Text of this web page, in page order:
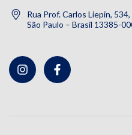
Rua Prof. Carlos Liepin,
São Paulo – Brasil 13385-